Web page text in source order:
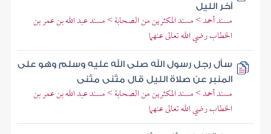
آخر الليل
مسند أحمد > مسند المكثرين من الصحابة > مسند عبد الله بن عمر بن
الخطاب رضي الله تعالى عنهما
سأل رجل رسول الله صلى الله عليه وسلم وهو على
المنبر عن صلاة الليل قال مثنى مثنى
مسند أحمد > مسند المكثرين من الصحابة > مسند عبد الله بن عمر بن
الخطاب رضي الله تعالى عنهما